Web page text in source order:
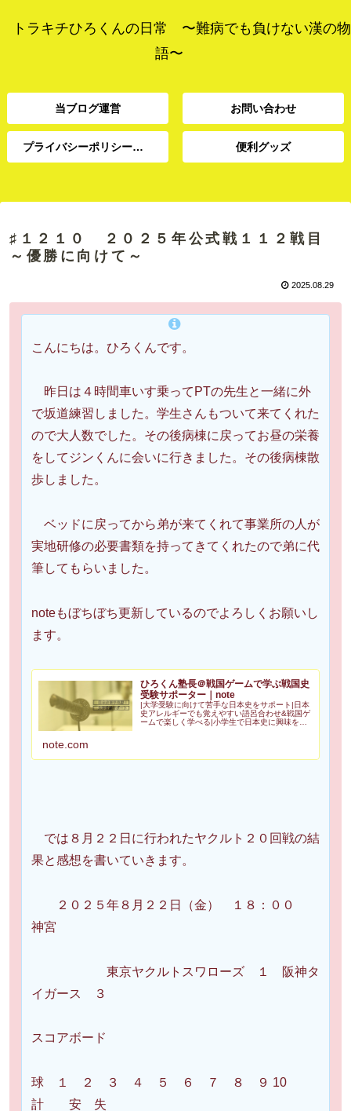
トラキチひろくんの日常 〜難病でも負けない漢の物
語〜
当ブログ運営 お問い合わせ
プライバシーポリシー、免責事項 便利グッズ
♯１２１０ ２０２５年公式戦１１２戦目
～優勝に向けて～
2025.08.29
こんにちは。ひろくんです。
昨日は４時間車いす乗ってPTの先生と一緒に外
で坂道練習しました。学生さんもついて来てくれた
ので大人数でした。その後病棟に戻ってお昼の栄養
をしてジンくんに会いに行きました。その後病棟散
歩しました。
ベッドに戻ってから弟が来てくれて事業所の人が
実地研修の必要書類を持ってきてくれたので弟に代
筆してもらいました。
noteもぼちぼち更新しているのでよろしくお願いし
ます。
ひろくん塾長＠戦国ゲームで学ぶ戦国史
受験サポーター｜note
|大学受験に向けて苦手な日本史をサポート|日本
史アレルギーでも覚えやすい語呂合わせ&戦国ゲ
ームで楽しく学べる|小学生で日本史に興味を持
note.com
では８月２２日に行われたヤクルト２０回戦の結
果と感想を書いていきます。
２０２５年８月２２日（金） １８：００
神宮
東京ヤクルトスワローズ １ 阪神タ
イガース ３
スコアボード
球 １ ２ ３ ４ ５ ６ ７ ８ ９ 10
計 安 失